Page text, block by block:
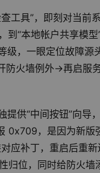
工具”，即刻对当
“本地帐户共享模
级，一眼定位故障源
火墙例外→再启服
提供“中间按钮”向
0x709，是因为新
应补丁，重启后重
归位，同时给防火